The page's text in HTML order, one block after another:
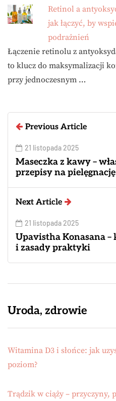
Retinol a
jak łączyć, by
podrażnień
Łączenie retinolu z
to klucz do maksymalizacji
przy jednoczesnym …
Previous Article
21 listopada 2025
Maseczka z kawy –
przepisy na
Next Article
21 listopada 2025
Upavistha Konasana
i zasady praktyki
Uroda, zdrowie
Witamina D3 i słońce: jak
poziom?
Trądzik w ciąży – przyczyny,